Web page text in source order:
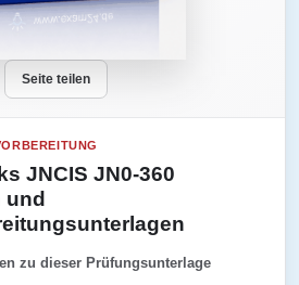
Seite teilen
JNCIS JN0-360
zu dieser Prüfungsunterlage